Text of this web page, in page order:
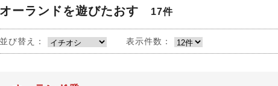
オーランドを遊びたおす 17件
並び替え： 表示件数：